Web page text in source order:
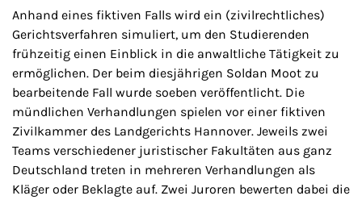
Anhand eines fiktiven Falls wird ein (zivilrechtliches)
Gerichtsverfahren simuliert, um den Studierenden
frühzeitig einen Einblick in die anwaltliche Tätigkeit zu
ermöglichen. Der beim diesjährigen Soldan Moot zu
bearbeitende Fall wurde soeben veröffentlicht. Die
mündlichen Verhandlungen spielen vor einer fiktiven
Zivilkammer des Landgerichts Hannover. Jeweils zwei
Teams verschiedener juristischer Fakultäten aus ganz
Deutschland treten in mehreren Verhandlungen als
Kläger oder Beklagte auf. Zwei Juroren bewerten dabei die